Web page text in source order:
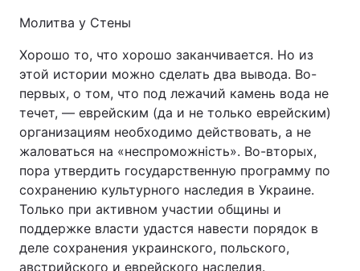
Молитва у Стены
Хорошо то, что хорошо заканчивается. Но из
этой истории можно сделать два вывода. Во-
первых, о том, что под лежачий камень вода не
течет, — еврейским (да и не только еврейским)
организациям необходимо действовать, а не
жаловаться на «неспроможність». Во-вторых,
пора утвердить государственную программу по
сохранению культурного наследия в Украине.
Только при активном участии общины и
поддержке власти удастся навести порядок в
деле сохранения украинского, польского,
австрийского и еврейского наследия.